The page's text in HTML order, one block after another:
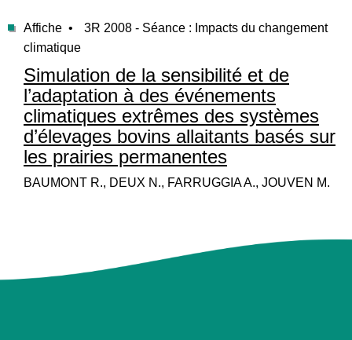
Affiche •
3R 2008 - Séance : Impacts du changement
climatique
Simulation de la sensibilité et de
l’adaptation à des événements
climatiques extrêmes des systèmes
d’élevages bovins allaitants basés sur
les prairies permanentes
BAUMONT R., DEUX N., FARRUGGIA A., JOUVEN M.